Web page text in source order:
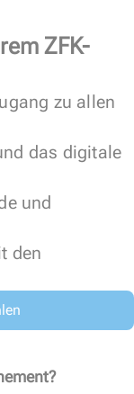
ZFK-
zu allen
das digitale
und
den